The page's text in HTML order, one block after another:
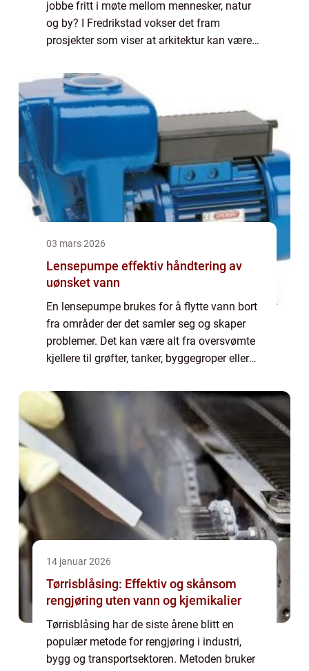
jobbe fritt i møte mellom mennesker, natur
og by? I Fredrikstad vokser det fram
prosjekter som viser at arkitektur kan være
arkitekt Fredrikstad jobber ofte i spennin...
03 mars 2026
Lensepumpe effektiv håndtering av
uønsket vann
En lensepumpe brukes for å flytte vann bort
fra områder der det samler seg og skaper
problemer. Det kan være alt fra oversvømte
kjellere til grøfter, tanker, byggegroper eller
drift, og reduserer både skadeomf...
14 januar 2026
Tørrisblåsing: Effektiv og skånsom
rengjøring uten vann og kjemikalier
Tørrisblåsing har de siste årene blitt en
populær metode for rengjøring i industri,
bygg og transportsektoren. Metoden bruker